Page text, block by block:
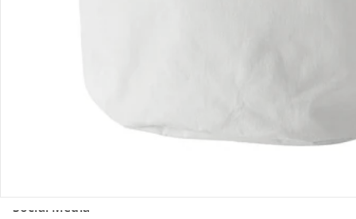
Social Media